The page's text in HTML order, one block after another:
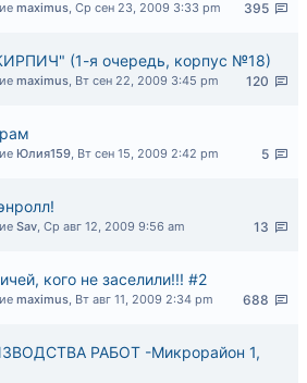
395
maximus, Ср сен 23, 2009 3:33 pm
(1-я очередь, корпус №18)
120
maximus, Вт сен 22, 2009 3:45 pm
5
Юлия159, Вт сен 15, 2009 2:42 pm
13
Sav, Ср авг 12, 2009 9:56 am
кого не заселили!!! #2
688
maximus, Вт авг 11, 2009 2:34 pm
РАБОТ -Микрорайон 1,